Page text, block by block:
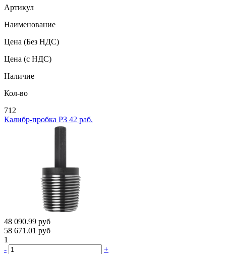
Артикул
Наименование
Цена (Без НДС)
Цена (с НДС)
Наличие
Кол-во
712
Калибр-пробка РЗ 42 раб.
48 090.99 руб
58 671.01 руб
1
-
+